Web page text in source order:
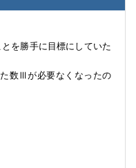
を勝手に目標にしていた
数Ⅲが必要なくなったの